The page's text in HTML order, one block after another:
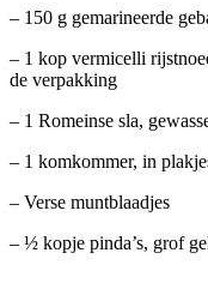
– 150 g gemarineerde
– 1 kop vermicelli
de verpakking
– 1 Romeinse sla,
– 1 komkommer, in
– Verse muntblaadjes
– ½ kopje pinda’s, grof